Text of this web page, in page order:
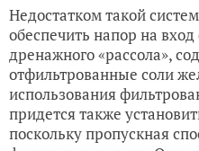
Недостатком такой
обеспечить напор на
дренажного «рассола»,
отфильтрованные соли
использования
придется также
поскольку пропускная